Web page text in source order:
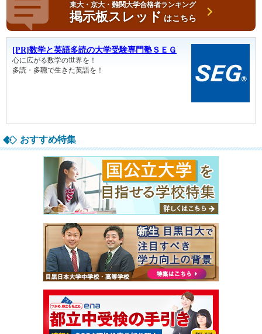
東大・京大・難関大学合格者ランキング
掲示板スレッド はこちら
おすすめ特集